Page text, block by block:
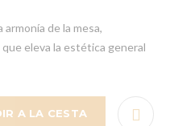
de la mesa,
eleva la estética general
A LA CESTA